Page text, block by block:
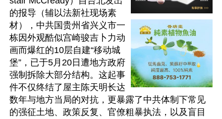
的报导（辅以法新社现场素
材），中共国贵州省兴义市一
栋因外观酷似宫崎骏吉卜力动
画而爆红的10层自建“移动城
堡”，已于5月20日遭地方政府
强制拆除大部分结构。这起事
件不仅终结了屋主陈天明长达
数年与地方当局的对抗，更暴露了中共体制下常见
的强征土地、政策反复、官僚粗暴执法，以及盲目